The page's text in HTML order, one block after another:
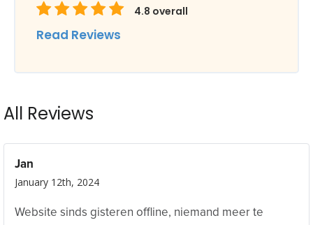
4.8 overall
Read Reviews
All Reviews
Jan
January 12th, 2024
Website sinds gisteren offline, niemand meer te